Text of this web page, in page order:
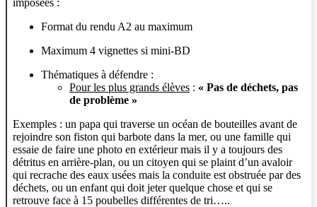
Format du rendu A2 au maximum
Maximum 4 vignettes si mini-BD
Thématiques à défendre :
Pour les plus grands élèves : « Pas de déchets, pas
de problème »
Exemples : un papa qui traverse un océan de bouteilles avant de
rejoindre son fiston qui barbote dans la mer, ou une famille qui
essaie de faire une photo en extérieur mais il y a toujours des
détritus en arrière-plan, ou un citoyen qui se plaint d’un avaloir
qui recrache des eaux usées mais la conduite est obstruée par des
déchets, ou un enfant qui doit jeter quelque chose et qui se
retrouve face à 15 poubelles différentes de tri…..